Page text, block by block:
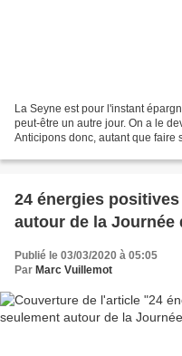
La Seyne est pour l'instant
peut-être un autre jour. On a le
Anticipons donc, autant que faire
24 énergies
autour de la Journée
Publié le 03/03/2020 à 05:05
Par Marc Vuillemot